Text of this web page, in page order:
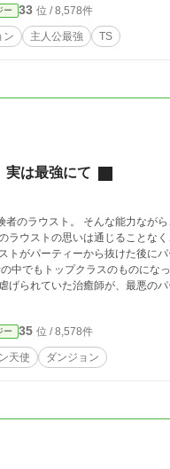
ることに……。 最強の人形使いアナスタシアと最強の
受ける運命とは一体？
ー 33 位 / 8,578件
ン 主人公最強 TS
実は最強にて
流パーティーの仲間に少しで
ー 35 位 / 8,578件
天使 ダンジョン